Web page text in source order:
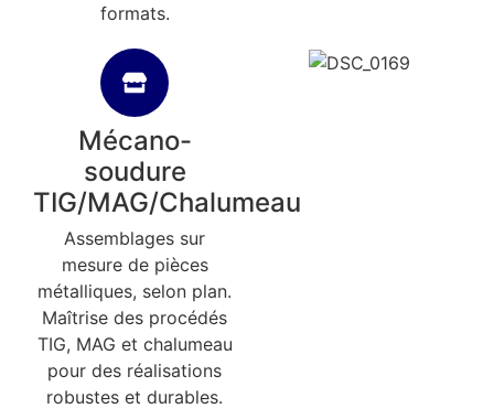
formats.
Mécano-
soudure
TIG/MAG/Chalumeau
Assemblages sur
mesure de pièces
métalliques, selon plan.
Maîtrise des procédés
TIG, MAG et chalumeau
pour des réalisations
robustes et durables.